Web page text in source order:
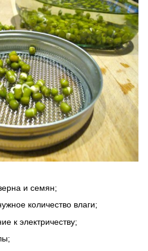
и семян;
количество влаги;
к электричеству;